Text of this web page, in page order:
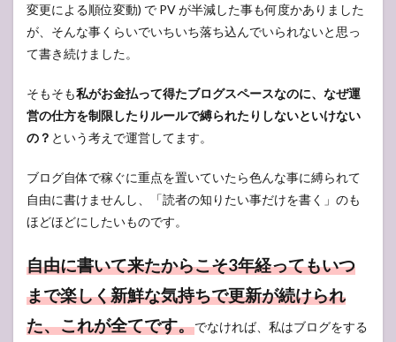
変更による順位変動) で PV が半減した事も何度かありました
が、そんな事くらいでいちいち落ち込んでいられないと思っ
て書き続けました。
そもそも私がお金払って得たブログスペースなのに、なぜ運
営の仕方を制限したりルールで縛られたりしないといけない
の？ という考えで運営してます。
ブログ自体で稼ぐに重点を置いていたら色んな事に縛られて
自由に書けませんし、「読者の知りたい事だけを書く」のも
ほどほどにしたいものです。
自由に書いて来たからこそ3年経ってもいつ
まで楽しく新鮮な気持ちで更新が続けられ
た、これが全てです。でなければ、私はブログをする